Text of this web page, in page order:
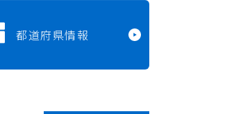
都道府県情報